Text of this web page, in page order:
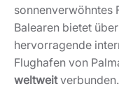
sonnenverwöhntes
Balearen bietet über
hervorragende
Flughafen von
weltweit